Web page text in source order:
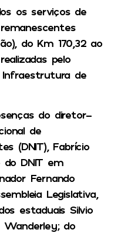
os serviços de
do Km 170,32 ao
pelo
de
do diretor-
de
(DNIT), Fabrício
do DNIT em
Fernando
Legislativa,
estaduais Silvio
Wanderley; do